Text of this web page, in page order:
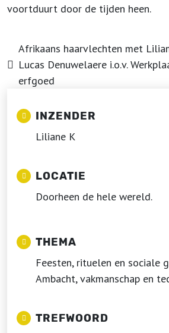
voortduurt door de tijden heen.
Afrikaans haarvlechten met
Lucas Denuwelaere i.o.v.
erfgoed
INZENDER
Liliane K
LOCATIE
Doorheen de hele wereld.
THEMA
Feesten, rituelen en sociale
Ambacht, vakmanschap en
TREFWOORD